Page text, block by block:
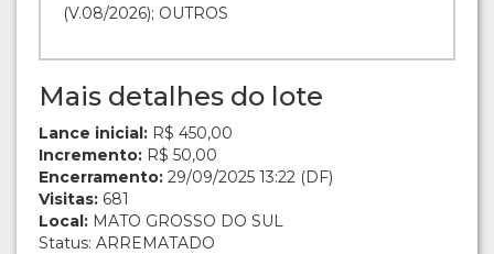
(V.08/2026); OUTROS
Mais detalhes do lote
Lance inicial: R$ 450,00
Incremento: R$ 50,00
Encerramento: 29/09/2025 13:22 (DF)
Visitas: 681
Local: MATO GROSSO DO SUL
Status: ARREMATADO